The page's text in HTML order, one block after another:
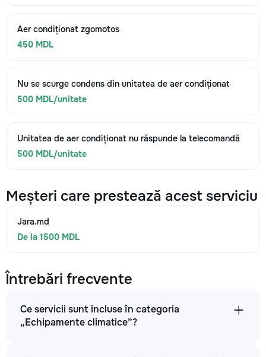
Aer condiționat zgomotos
450 MDL
Nu se scurge condens din unitatea de aer condiționat
500 MDL/unitate
Unitatea de aer condiționat nu răspunde la telecomandă
500 MDL/unitate
Meșteri care prestează acest serviciu
Jara.md
De la 1500 MDL
Întrebări frecvente
Ce servicii sunt incluse în categoria
„Echipamente climatice”?